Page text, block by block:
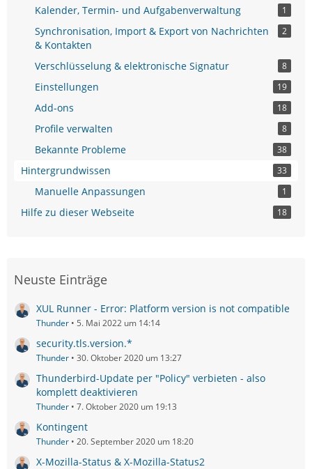
Kalender, Termin- und Aufgabenverwaltung 1
Synchronisation, Import & Export von Nachrichten
& Kontakten
2
Verschlüsselung & elektronische Signatur 8
Einstellungen 19
Add-ons 18
Profile verwalten 8
Bekannte Probleme 38
Hintergrundwissen 33
Manuelle Anpassungen 1
Hilfe zu dieser Webseite 18
Neuste Einträge
XUL Runner - Error: Platform version is not compatible
Thunder 5. Mai 2022 um 14:14
security.tls.version.*
Thunder 30. Oktober 2020 um 13:27
Thunderbird-Update per "Policy" verbieten - also
komplett deaktivieren
Thunder 7. Oktober 2020 um 19:13
Kontingent
Thunder 20. September 2020 um 18:20
X-Mozilla-Status & X-Mozilla-Status2